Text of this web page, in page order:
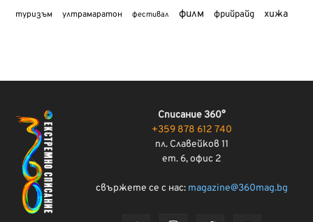
туризъм ултрамаратон фестивал филм фрийрайд хижа
Списание 360°
+359 878 612 740
пл. Славейков 11
ет. 6, офис 2
свържете се с нас: magazine@360mag.bg